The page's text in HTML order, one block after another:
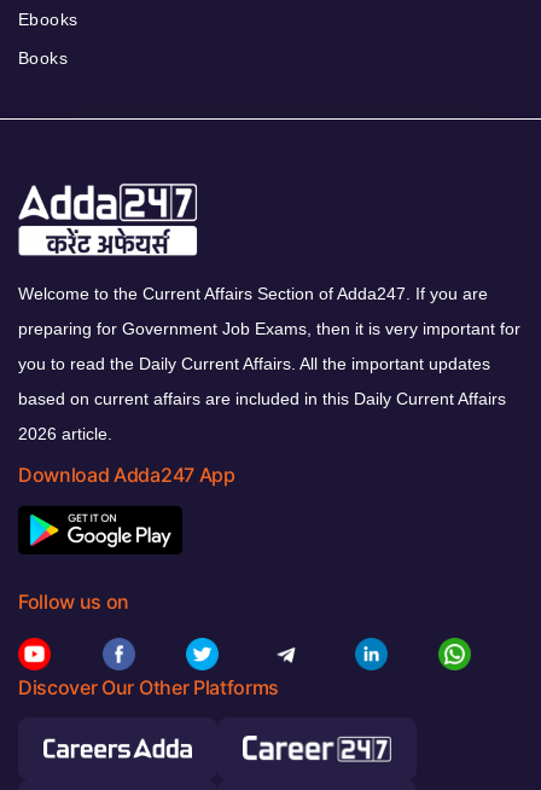
Ebooks
Books
Welcome to the Current Affairs Section of Adda247. If you are
preparing for Government Job Exams, then it is very important for
you to read the Daily Current Affairs. All the important updates
based on current affairs are included in this Daily Current Affairs
2026 article.
Download Adda247 App
Follow us on
Discover Our Other Platforms